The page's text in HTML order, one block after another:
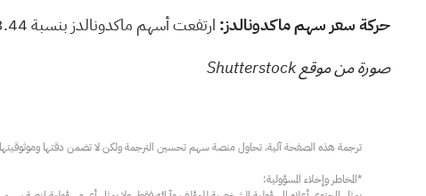
حركة سعر سهم ماكدونالدز: ارتفعت أسهم ماكدونالدز بنسبة 3.44% لتصل إلى 293.88 دولارًا خلال التداول قبل افتتاح السوق يوم الخميس،
صورة من موقع Shutterstock